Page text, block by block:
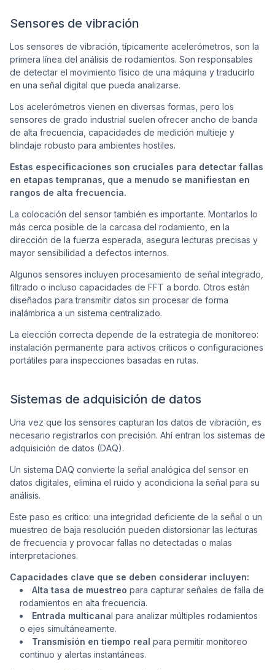
Sensores de vibración
Los sensores de vibración, típicamente acelerómetros, son la
primera línea del análisis de rodamientos. Son responsables
de detectar el movimiento físico de una máquina y traducirlo
en una señal digital que pueda analizarse.
Los acelerómetros vienen en diversas formas, pero los
sensores de grado industrial suelen ofrecer ancho de banda
de alta frecuencia, capacidades de medición multieje y
blindaje robusto para ambientes hostiles.
Estas especificaciones son cruciales para detectar fallas
en etapas tempranas, que a menudo se manifiestan en
rangos de alta frecuencia.
La colocación del sensor también es importante. Montarlos lo
más cerca posible de la carcasa del rodamiento, en la
dirección de la fuerza esperada, asegura lecturas precisas y
mayor sensibilidad a defectos internos.
Algunos sensores incluyen procesamiento de señal integrado,
filtrado o incluso capacidades de FFT a bordo. Otros están
diseñados para transmitir datos sin procesar de forma
inalámbrica a un sistema centralizado.
La elección correcta depende de la estrategia de monitoreo:
instalación permanente para activos críticos o configuraciones
portátiles para inspecciones basadas en rutas.
Sistemas de adquisición de datos
Una vez que los sensores capturan los datos de vibración, es
necesario registrarlos con precisión. Ahí entran los sistemas de
adquisición de datos (DAQ).
Un sistema DAQ convierte la señal analógica del sensor en
datos digitales, elimina el ruido y acondiciona la señal para su
análisis.
Este paso es crítico: una integridad deficiente de la señal o un
muestreo de baja resolución pueden distorsionar las lecturas
de frecuencia y provocar fallas no detectadas o malas
interpretaciones.
Capacidades clave que se deben considerar incluyen:
Alta tasa de muestreo para capturar señales de falla de
rodamientos en alta frecuencia.
Entrada multicanal para analizar múltiples rodamientos
o ejes simultáneamente.
Transmisión en tiempo real para permitir monitoreo
continuo y alertas instantáneas.